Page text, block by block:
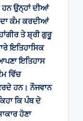
ਹਨ ਉਨ੍ਹਾਂ ਦੀਆਂ
ਦਾ ਕੰਮ ਕਰਦੀਆਂ
ਤੇ ਸ਼੍ਰੀ ਗੁਰੂ
ਇਤਿਹਾਸਿਕ
ਇਤਿਹਾਸ
ਵਿੱਚ
ਹਨ। ਨੌਜਵਾਨ
ਕਿ ਪੰਥ ਦੇ
ਹੋਣਾ